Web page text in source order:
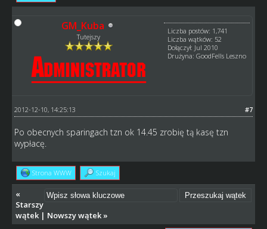
GM_Kuba
Tutejszy
Liczba postów: 1,741
Liczba wątków: 52
Dołączył: Jul 2010
Drużyna: GoodFells Leszno
#7
2012-12-10, 14:25:13
Po obecnych sparingach tzn ok 14.45 zrobię tą kasę tzn
wypłacę.
Strona WWW Szukaj
«
Starszy
wątek| Nowszy wątek»